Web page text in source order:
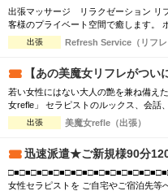
出張マッサージ リラクゼーション リフレッシュ
客様のプライベート空間で癒します。
すも良し！ オイルセラピーで体の深
スタッフが多数出勤★ リフレッシュサービスでは、 技術接遇研修検定をクリアし
いただけます。 ー...
出張 Refresh Service（リフレ
【あの美魔女リフレがつい
若い女性にはない大人の艶を兼ね備え
女refle」 セラピストのルックス、会話
リティでお客様をお出迎えさせて頂き
下さいませ。 容姿、接客全てを兼ねそ
是非この機会に日頃...
出張 美魔女refle（出張）
迅速派遣★ご新規様90分
女性セラピストを ご自宅やご宿泊先等